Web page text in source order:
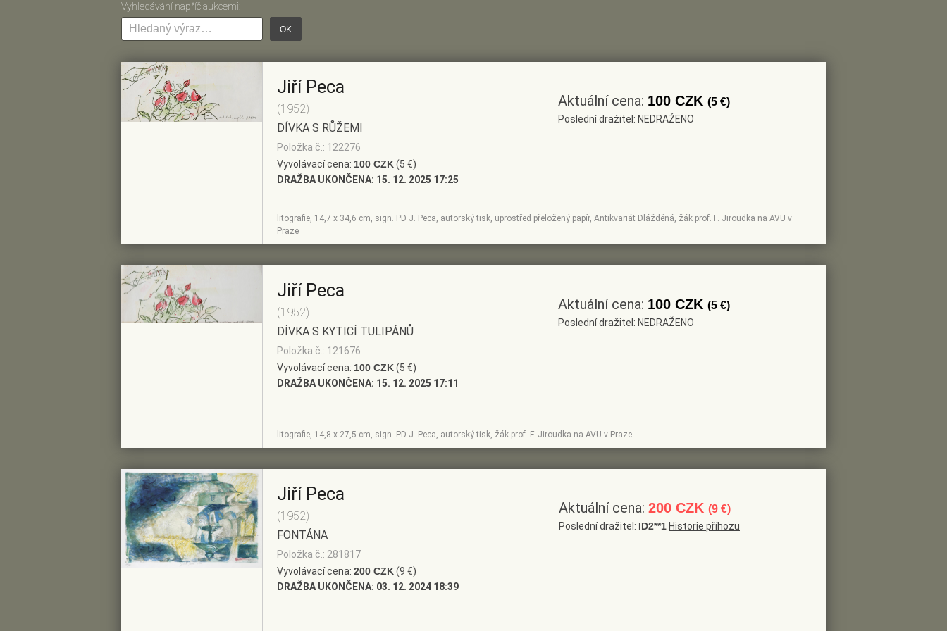
Vyhledávání napříč aukcemi:
OK
Jiří Peca
(1952)
DÍVKA S RŮŽEMI
Položka č.: 122276
Vyvolávací cena: 100 CZK(5 €)
DRAŽBA UKONČENA: 15. 12. 2025 17:25
litografie, 14,7 x 34,6 cm, sign. PD J. Peca, autorský tisk, uprostřed přeložený papír, Antikvariát Dlážděná, žák prof. F. Jiroudka na AVU v
Praze
Aktuální cena: 100 CZK (5 €)
Poslední dražitel: NEDRAŽENO
Jiří Peca
(1952)
DÍVKA S KYTICÍ TULIPÁNŮ
Položka č.: 121676
Vyvolávací cena: 100 CZK(5 €)
DRAŽBA UKONČENA: 15. 12. 2025 17:11
litografie, 14,8 x 27,5 cm, sign. PD J. Peca, autorský tisk, žák prof. F. Jiroudka na AVU v Praze
Aktuální cena: 100 CZK (5 €)
Poslední dražitel: NEDRAŽENO
Jiří Peca
(1952)
FONTÁNA
Položka č.: 281817
Vyvolávací cena: 200 CZK(9 €)
DRAŽBA UKONČENA: 03. 12. 2024 18:39
Aktuální cena: 200 CZK (9 €)
Poslední dražitel: ID2**1 Historie příhozu